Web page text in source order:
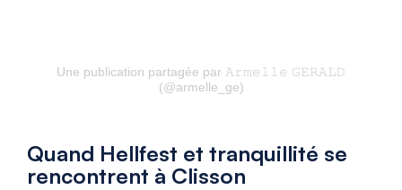
Une publication partagée par 𝙰𝚛𝚖𝚎𝚕𝚕𝚎 𝙶𝙴𝚁𝙰𝙻𝙳
(@armelle_ge)
Quand Hellfest et tranquillité se
rencontrent à Clisson